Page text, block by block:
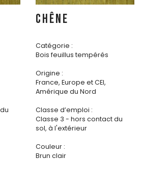
CHÊNE
Catégorie :
Bois feuillus tempérés
Origine :
France, Europe et CEI,
Amérique du Nord
Classe d’emploi :
Classe 3 - hors contact du
sol, à l'extérieur
Couleur :
Brun clair